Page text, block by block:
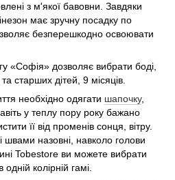
з м'якої бавовни. Завдяки
має зручну посадку по
безперешкодно освоювати
«Софія» дозволяє вибрати боді,
старших дітей, 9 місяців.
необхідно одягати шапочку,
у теплу пору року бажано
її від променів сонця, вітру.
назовні, навколо голови
Tobestore ви можете вибрати
колірній гамі.